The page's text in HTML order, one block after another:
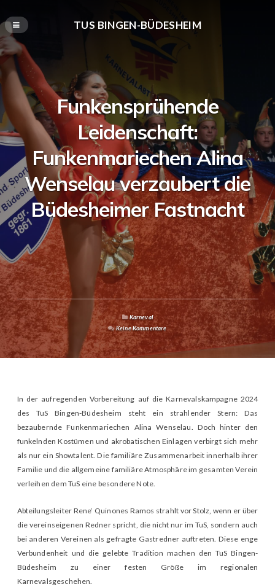
TUS BINGEN-BÜDESHEIM
Funkensprühende
Leidenschaft:
Funkenmariechen Alina
Wenselau verzaubert die
Büdesheimer Fastnacht
Karneval
Keine Kommentare
In der aufregenden Vorbereitung auf die Karnevalskampagne 2024
des TuS Bingen-Büdesheim steht ein strahlender Stern: Das
bezaubernde Funkenmariechen Alina Wenselau. Doch hinter den
funkelnden Kostümen und akrobatischen Einlagen verbirgt sich mehr
als nur ein Showtalent. Die familiäre Zusammenarbeit innerhalb ihrer
Familie und die allgemeine familiäre Atmosphäre im gesamten Verein
verleihen dem TuS eine besondere Note.
Abteilungsleiter Rene‘ Quinones Ramos strahlt vor Stolz, wenn er über
die vereinseigenen Redner spricht, die nicht nur im TuS, sondern auch
bei anderen Vereinen als gefragte Gastredner auftreten. Diese enge
Verbundenheit und die gelebte Tradition machen den TuS Bingen-
Büdesheim zu einer festen Größe im regionalen
Karnevalsgeschehen.